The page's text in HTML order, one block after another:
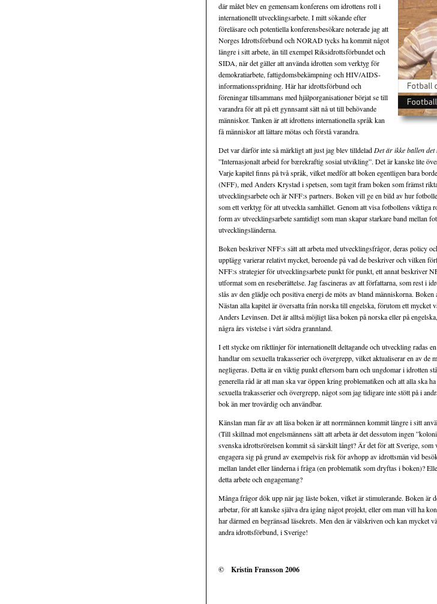
där målet blev en gemensam konferens om idrottens roll i
internationellt utvecklingsarbete. I mitt sökande efter
föreläsare och potentiella konferensbesökare noterade jag att
Norges Idrottsförbund och NORAD tycks ha kommit något
längre i sitt arbete, än till exempel Riksidrottsförbundet och
SIDA, när det gäller att använda idrotten som verktyg för
demokratiarbete, fattigdomsbekämpning och HIV/AIDS-
informationsspridning. Här har idrottsförbund och
föreningar tillsammans med hjälporganisationer börjat se till
varandra för att på ett gynnsamt sätt nå ut till behövande
människor. Tanken är att idrottens internationella språk kan
få människor att lättare mötas och förstå varandra.
Det var därför inte så märkligt att just jag blev tilldelad Det är ikke ballen
”Internasjonalt arbeid for bærekraftig sosial utvikling”. Det är kanske lite
Varje kapitel finns på två språk, vilket medför att boken egentligen bara
(NFF), med Anders Krystad i spetsen, som tagit fram boken som främst
utvecklingsarbete och är NFF:s partners. Boken vill ge en bild av hur
som ett verktyg för att utveckla samhället. Genom att visa fotbollens viktiga
form av utvecklingsarbete samtidigt som man skapar starkare band mellan
utvecklingsländerna.
Boken beskriver NFF:s sätt att arbeta med utvecklingsfrågor, deras policy
upplägg varierar relativt mycket, beroende på vad de beskriver och vilken
NFF:s strategier för utvecklingsarbete punkt för punkt, ett annat beskriver
utformat som en reseberättelse. Jag fascineras av att författarna, som rest i
slås av den glädje och positiva energi de möts av bland människorna.
Nästan alla kapitel är översatta från norska till engelska, förutom ett mycket
Anders Levinsen. Det är alltså möjligt läsa boken på norska eller på
några års vistelse i vårt södra grannland.
I ett stycke om riktlinjer för internationellt deltagande och utveckling radas
handlar om sexuella trakasserier och övergrepp, vilket aktualiserar en av de
negligeras. Detta är en viktig punkt eftersom barn och ungdomar i idrotten
generella råd är att man ska var öppen kring problematiken och att alla ska
sexuella trakasserier och övergrepp, något som jag tidigare inte stött på i
bok än mer trovärdig och användbar.
Känslan man får av att läsa boken är att norrmännen kommit längre i sitt
(Till skillnad mot engelsmännens sätt att arbeta är det dessutom ingen
svenska idrottsrörelsen kommit så särskilt långt? Är det för att Sverige,
engagera sig på grund av exempelvis risk för avhopp av idrottsmän vid
mellan landet eller länderna i fråga (en problematik som dryftas i boken)?
detta arbete och engagemang?
Många frågor dök upp när jag läste boken, vilket är stimulerande. Boken är
arbetar, för att kanske själva dra igång något projekt, eller om man vill ha
har därmed en begränsad läsekrets. Men den är välskriven och kan mycket
andra idrottsförbund, i Sverige!
© Kristin Fransson 2006